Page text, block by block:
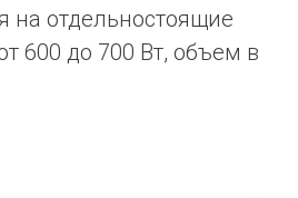
на отдельностоящие
600 до 700 Вт, объем в